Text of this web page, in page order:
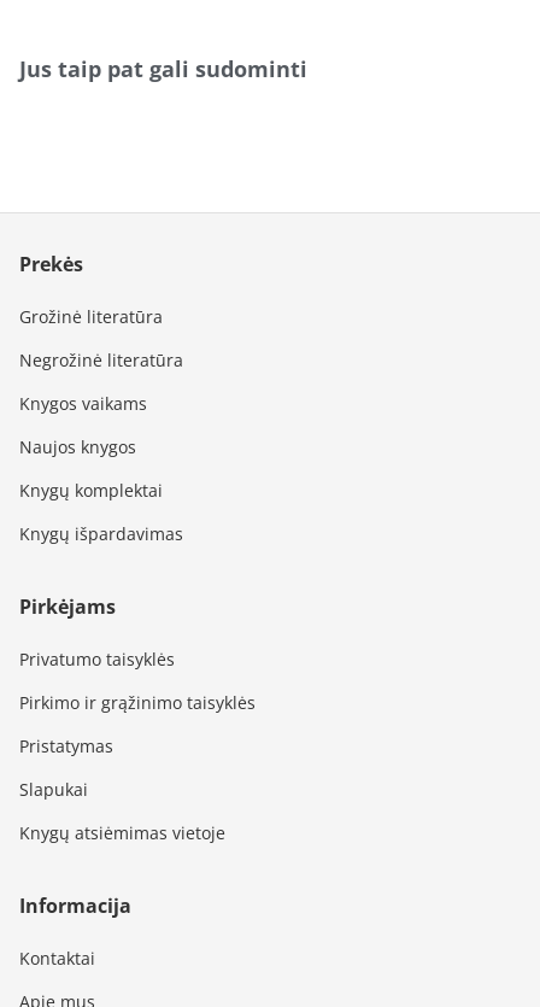
Jus taip pat gali sudominti
Prekės
Grožinė literatūra
Negrožinė literatūra
Knygos vaikams
Naujos knygos
Knygų komplektai
Knygų išpardavimas
Pirkėjams
Privatumo taisyklės
Pirkimo ir grąžinimo taisyklės
Pristatymas
Slapukai
Knygų atsiėmimas vietoje
Informacija
Kontaktai
Apie mus